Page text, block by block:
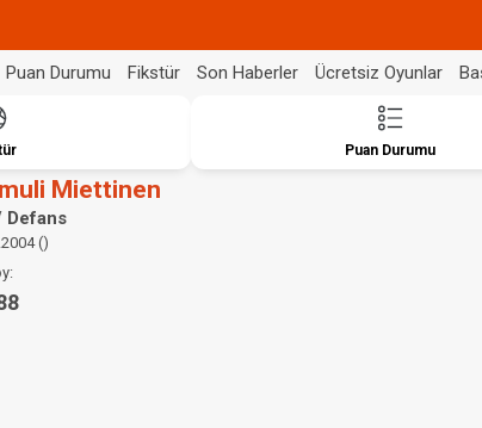
Puan Durumu Fikstür Son Haberler Ücretsiz Oyunlar
Puan Durumu
Miettinen
Defans
()